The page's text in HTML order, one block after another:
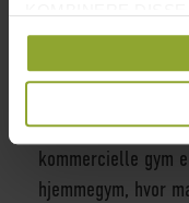
OPLYSNINGER,
HAR INDSAMLET
TJENESTER.
VÆGTPLADER I
AF HVER VÆGT)
Bumperplader, der
kommercielle gym
hjemmegym, hvor